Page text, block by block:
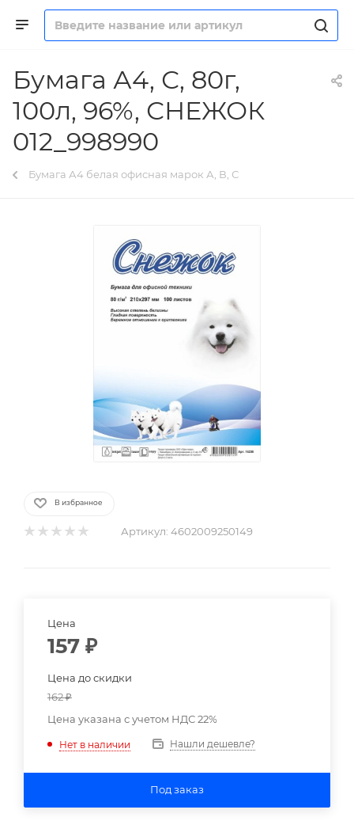
Бумага А4, С, 80г,
100л, 96%, СНЕЖОК
012_998990
Бумага А4 белая офисная марок А, В, С
В избранное
Артикул: 4602009250149
Цена
157 ₽
Цена до скидки
162₽
Цена указана с учетом НДС 22%
Нет в наличии Нашли дешевле?
Под заказ